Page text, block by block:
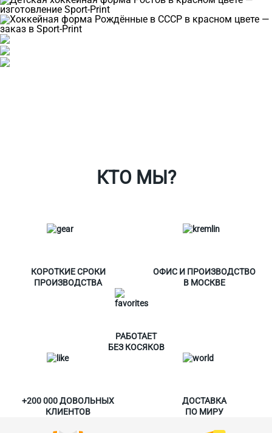
КТО МЫ?
КОРОТКИЕ СРОКИ
ПРОИЗВОДСТВА
ОФИС И ПРОИЗВОДСТВО
В МОСКВЕ
РАБОТАЕТ
БЕЗ КОСЯКОВ
+200 000 ДОВОЛЬНЫХ
КЛИЕНТОВ
ДОСТАВКА
ПО МИРУ